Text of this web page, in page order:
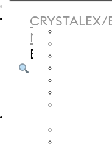
CRYSTALEX/
NA VODU
EXCELSIOR